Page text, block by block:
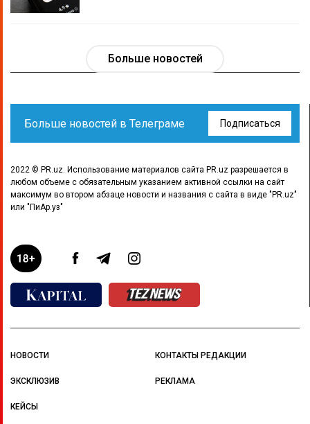
Больше новостей
Больше новостей в Телеграме Подписаться
2022 © PR.uz. Использование материалов сайта PR.uz разрешается в
любом объеме с обязательным указанием активной ссылки на сайт
максимум во втором абзаце новости и названия с сайта в виде "PR.uz"
или "ПиАр.уз"
НОВОСТИ
ЭКСКЛЮЗИВ
КЕЙСЫ
КОНТАКТЫ РЕДАКЦИИ
РЕКЛАМА